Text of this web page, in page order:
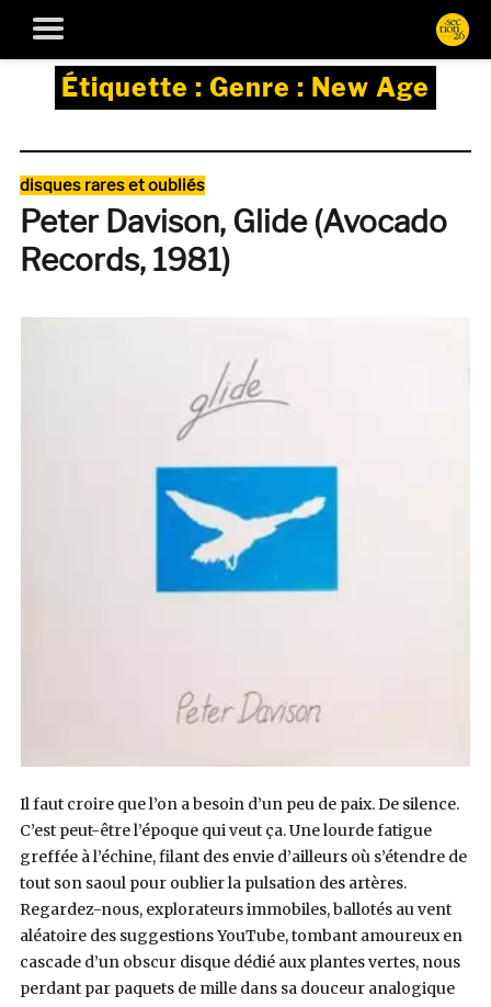
Étiquette : Genre : New Age
Catégories
disques rares et oubliés
Peter Davison, Glide (Avocado
Records, 1981)
Il faut croire que l’on a besoin d’un peu de paix. De silence.
C’est peut-être l’époque qui veut ça. Une lourde fatigue
greffée à l’échine, filant des envie d’ailleurs où s’étendre de
tout son saoul pour oublier la pulsation des artères.
Regardez-nous, explorateurs immobiles, ballotés au vent
aléatoire des suggestions YouTube, tombant amoureux en
cascade d’un obscur disque dédié aux plantes vertes, nous
perdant par paquets de mille dans sa douceur analogique